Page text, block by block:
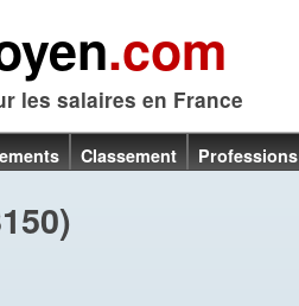
.com
les salaires en France
Classement Professions